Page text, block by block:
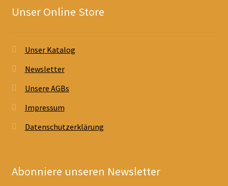
Unser Online Store
Unser Katalog
Newsletter
Unsere AGBs
Impressum
Datenschutzerklärung
Abonniere unseren Newsletter